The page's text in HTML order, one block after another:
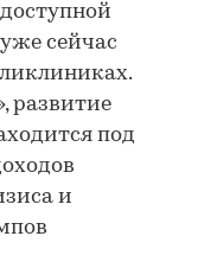
сейчас
развитие
под
и